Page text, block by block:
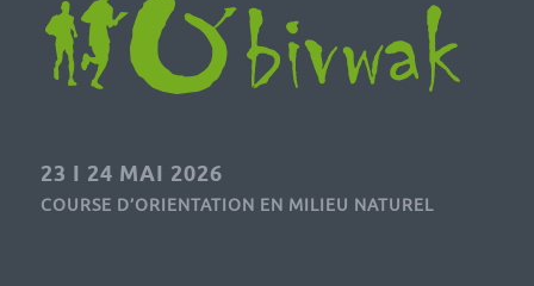
23 I 24 MAI 2026
COURSE D’ORIENTATION EN MILIEU NATUREL